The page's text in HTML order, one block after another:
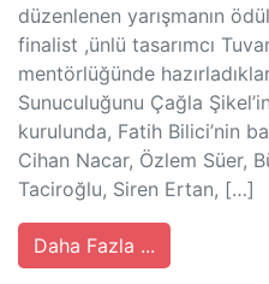
düzenlenen yarışmanın
finalist ,ünlü tasarımcı
mentörlüğünde
Sunuculuğunu Çağla
kurulunda, Fatih Bilici’nin
Cihan Nacar, Özlem Süer,
Taciroğlu, Siren Ertan, […]
Daha Fazla ...